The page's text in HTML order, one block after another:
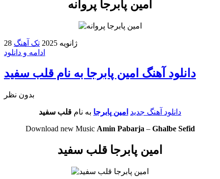
امین پابرجا پروانه
28 ژانویه 2025
تک آهنگ
ادامه و دانلود
دانلود آهنگ امین پابرجا به نام قلب سفید
بدون نظر
دانلود آهنگ جدید امین پابرجا به نام قلب سفید
Download new Music Amin Pabarja – Ghalbe Sefid
امین پابرجا قلب سفید